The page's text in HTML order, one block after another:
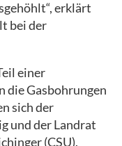
erklärt
bei der
einer
die Gasbohrungen
sich der
und der Landrat
(CSU),